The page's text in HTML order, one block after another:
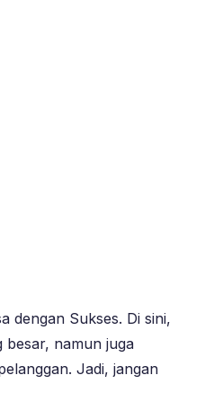
dengan Sukses. Di sini,
besar, namun juga
Jadi, jangan